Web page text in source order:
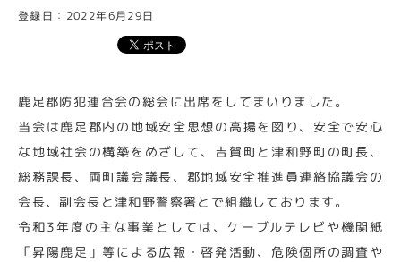
登録日：2022年6月29日
鹿足郡防犯連合会の総会に出席をしてまいりました。
当会は鹿足郡内の地域安全思想の高揚を図り、安全で安心
な地域社会の構築をめざして、吉賀町と津和野町の町長、
総務課長、両町議会議長、郡地域安全推進員連絡協議会の
会長、副会長と津和野警察署とで組織しております。
令和3年度の主な事業としては、ケーブルテレビや機関紙
「昇陽鹿足」等による広報・啓発活動、危険個所の調査や